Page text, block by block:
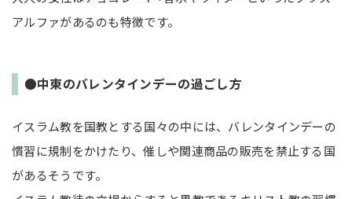
アルファがあるのも特徴です。
●中東のバレンタインデーの過ごし方
イスラム教を国教とする国々の中には、バレンタインデーの
慣習に規制をかけたり、催しや関連商品の販売を禁止する国
があるそうです。